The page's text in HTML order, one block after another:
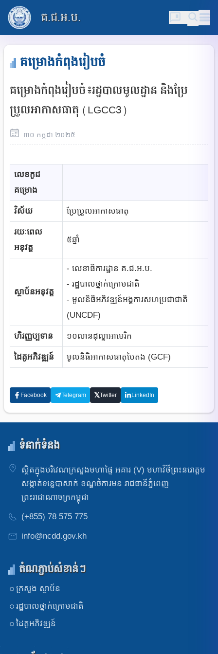
គ.ជ.អ.ប.
គម្រោងកំពុងរៀបចំ
គម្រោងកំពុងរៀបចំ៖រដ្ឋបាលមូលដ្ឋាន និងប្រែ
ប្រួលអាកាសធាតុ (LGCC3)
៣០ កក្កដា ២០២៥
លេខកូដ
គម្រោង
វិស័យ ប្រែប្រួលអាកាសធាតុ
រយៈពេល
អនុវត្ត
៥ឆ្នាំ
ស្ថាប័នអនុវត្ត
- លេខាធិការដ្ឋាន គ​.ជ.អ.ប.
- រដ្ឋបាលថ្នាក់ក្រោមជាតិ
- មូលនិធិអភិវឌ្ឍន៍អង្គការសហប្រជាជាតិ
(UNCDF)
ហិរញ្ញប្បទាន ១០លានដុល្លាអាមេរិក
ដៃគូអភិវឌ្ឍន៍ មូលនិធិអាកាសធាតុបៃតង (GCF)
Facebook Telegram 𝕏Twitter LinkedIn
ទំនាក់ទំនង
ស្ថិតក្នុងបរិវេណក្រសួងមហាផ្ទៃ អគារ (V) មហាវិថីព្រះនរោត្តម
សង្កាត់ទន្លេបាសាក់ ខណ្ឌចំការមន រាជធានីភ្នំពេញ
ព្រះរាជាណាចក្រកម្ពុជា
(+855) 78 575 775
info@ncdd.gov.kh
តំណភ្ជាប់សំខាន់ៗ
ក្រសួង​ ស្ថាប័ន
រដ្ឋបាលថ្នាក់ក្រោមជាតិ
ដៃគូអភិវឌ្ឍន៍